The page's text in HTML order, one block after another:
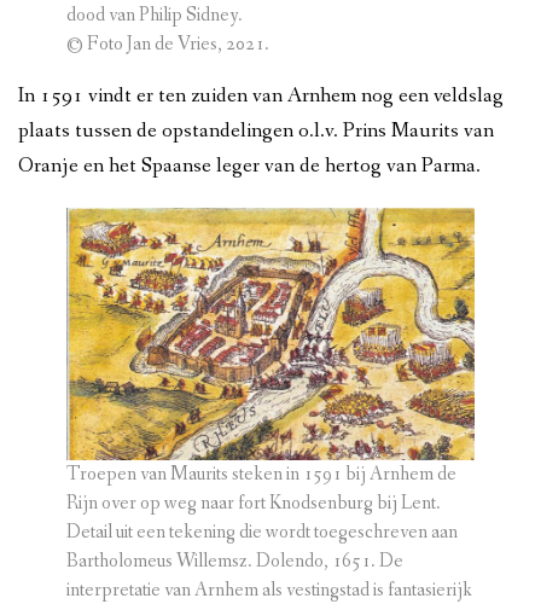
dood van Philip Sidney.
© Foto Jan de Vries, 2021.
In 1591 vindt er ten zuiden van Arnhem nog een veldslag
plaats tussen de opstandelingen o.l.v. Prins Maurits van
Oranje en het Spaanse leger van de hertog van Parma.
Troepen van Maurits steken in 1591 bij Arnhem de
Rijn over op weg naar fort Knodsenburg bij Lent.
Detail uit een tekening die wordt toegeschreven aan
Bartholomeus Willemsz. Dolendo, 1651. De
interpretatie van Arnhem als vestingstad is fantasierijk